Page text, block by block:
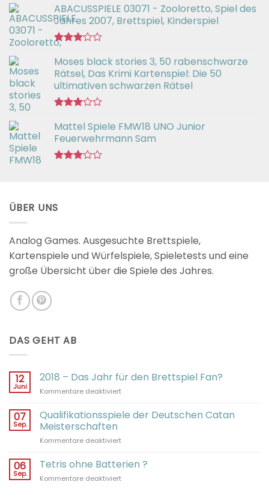
ABACUSSPIELE 03071 - Zooloretto, Spiel des
Jahres 2007, Brettspiel, Kinderspiel
mit
3.02
von 5
Moses black stories 3, 50 rabenschwarze
Rätsel, Das Krimi Kartenspiel: Die 50
ultimativen schwarzen Rätsel
mit
3.00
von 5
Mattel Spiele FMW18 UNO Junior
Feuerwehrmann Sam
ÜBER UNS
Analog Games. Ausgesuchte Brettspiele,
Kartenspiele und Würfelspiele, Spieletests und eine
große Übersicht über die Spiele des Jahres.
DAS GEHT AB
12
Juni
2018 – Das Jahr für den Brettspiel Fan?
Kommentare deaktiviertfür
–
Das
für
Brettspiel
07
Sep.
Qualifikationsspiele der Deutschen Catan
Meisterschaften
Kommentare deaktiviertfür
der
Deutschen
Catan
06
Sep.
Tetris ohne Batterien ?
Kommentare deaktiviertfür